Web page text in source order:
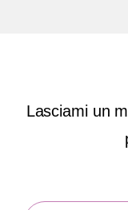
Lasciami un